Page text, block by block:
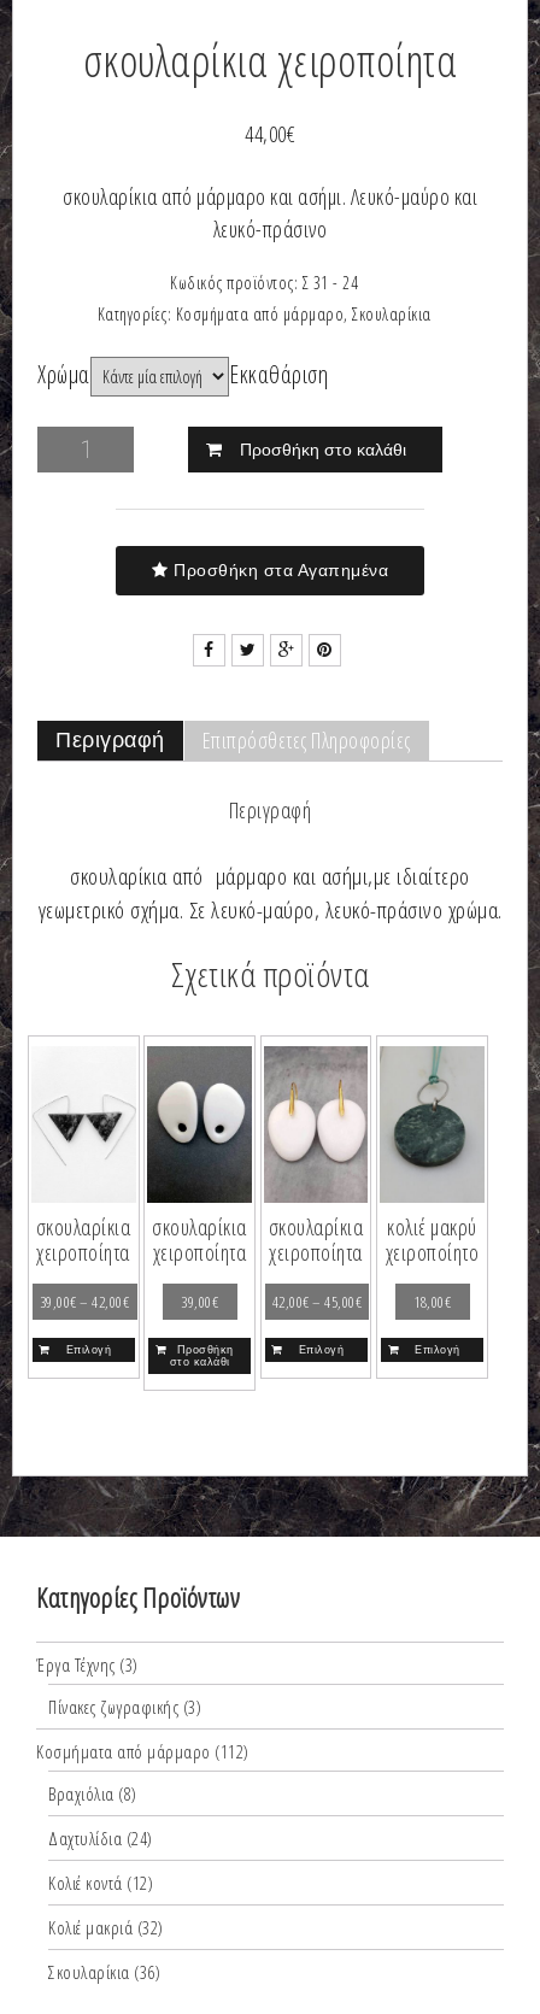
σκουλαρίκια χειροποίητα
44,00€
σκουλαρίκια από μάρμαρο και ασήμι. Λευκό-μαύρο και
λευκό-πράσινο
Κωδικός προϊόντος: Σ 31 - 24
Κατηγορίες: Κοσμήματα από μάρμαρο, Σκουλαρίκια
Χρώμα Εκκαθάριση
Προσθήκη στο καλάθι
Προσθήκη στα Αγαπημένα
Περιγραφή Επιπρόσθετες Πληροφορίες
Περιγραφή
σκουλαρίκια από μάρμαρο και ασήμι,με ιδιαίτερο
γεωμετρικό σχήμα. Σε λευκό-μαύρο, λευκό-πράσινο χρώμα.
Σχετικά προϊόντα
σκουλαρίκια
χειροποίητα
39,00€–42,00€
Επιλογή
σκουλαρίκια
χειροποίητα
39,00€
Προσθήκη
στο καλάθι
σκουλαρίκια
χειροποίητα
42,00€–45,00€
Επιλογή
κολιέ μακρύ
χειροποίητο
18,00€
Επιλογή
Κατηγορίες Προϊόντων
Έργα Τέχνης (3)
Πίνακες ζωγραφικής (3)
Κοσμήματα από μάρμαρο (112)
Βραχιόλια (8)
Δαχτυλίδια (24)
Κολιέ κοντά (12)
Κολιέ μακριά (32)
Σκουλαρίκια (36)